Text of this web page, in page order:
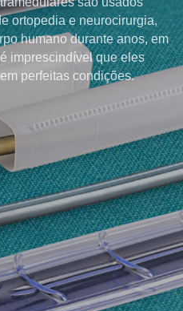
ortopedia e neurocirurgia,
humano durante anos, em
imprescindível que eles
perfeitas condições.